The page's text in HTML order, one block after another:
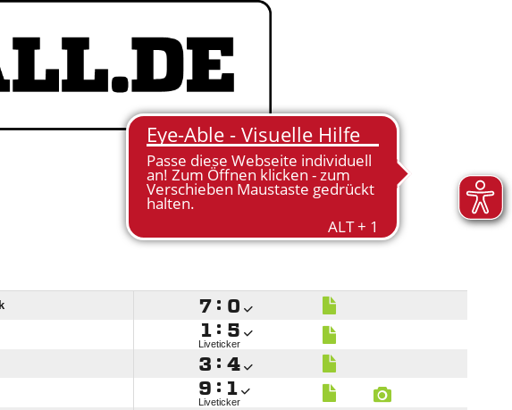
 : 
 : 
Liveticker
 : 
 : 
Liveticker